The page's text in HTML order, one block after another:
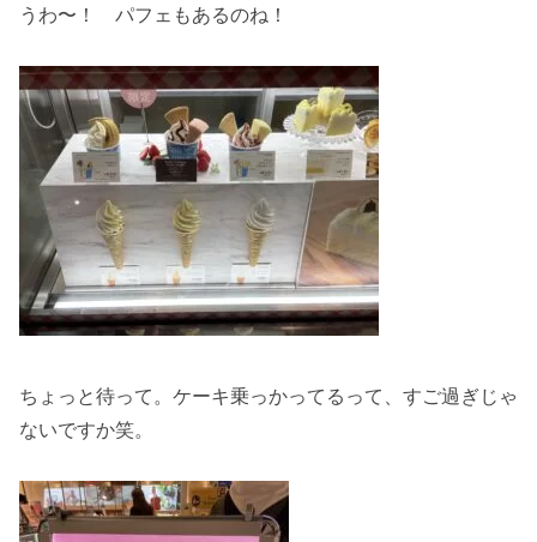
うわ〜！ パフェもあるのね！
ちょっと待って。ケーキ乗っかってるって、すご過ぎじゃ
ないですか笑。